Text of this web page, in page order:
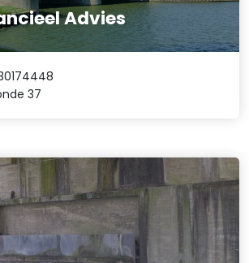
Advies
37